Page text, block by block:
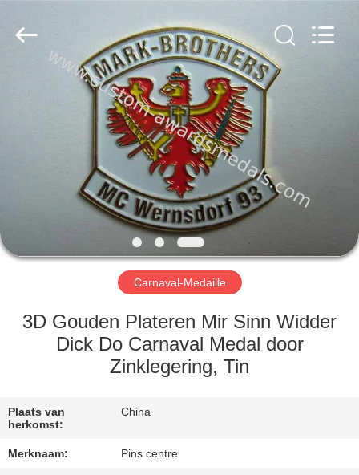
HUIS
PRODUCTEN
ONGEVEER
FABRIEKSREIS
KWALITEITSCONTROLE
CONTACTEER
Reserved.
Developed
Carnaval-Medaille
3D Gouden Plateren Mir Sinn Widder
Dick Do Carnaval Medal door
Zinklegering, Tin
Plaats van
herkomst:
China
Merknaam: Pins centre